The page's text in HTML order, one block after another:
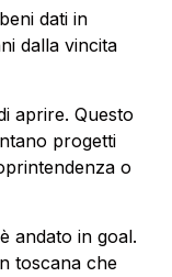
dati in
dalla vincita
aprire. Questo
progetti
o
andato in goal.
toscana che